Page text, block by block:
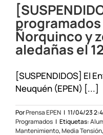
Varvarco
Manzano
Amargo
el
26/04/23
Ñorquinco y
aledañas el
[SUSPENDIDOS] El
Neuquén (EPEN) [...]
PorPrensa EPEN | 11/04/23
Programados | Etiquetas:
Mantenimiento,Media Tensión,